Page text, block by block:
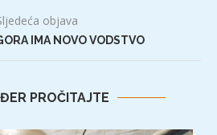
objava
IMA NOVO VODSTVO
PROČITAJTE